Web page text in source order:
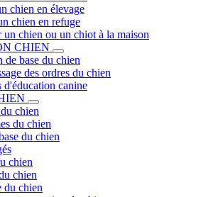
chien en élevage
chien en refuge
chien ou un chiot à la maison
CHIEN
de base du chien
des ordres du chien
d'éducation canine
chien
du chien
du chien
chien
chien
du chien